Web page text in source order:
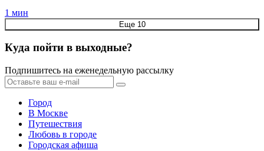
1 мин
Еще 10
Куда пойти в выходные?
Подпишитесь на еженедельную рассылку
Город
В Москве
Путешествия
Любовь в городе
Городская афиша